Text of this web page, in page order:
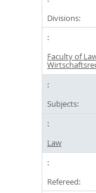
Divisions:
Faculty of
Subjects:
Law
Refereed: